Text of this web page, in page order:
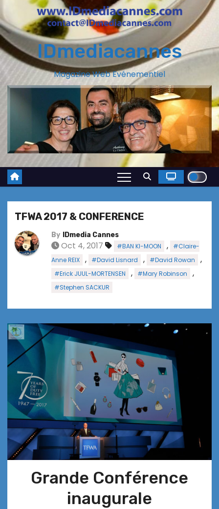
IDmediacannes
Magazine Web Evénementiel
TFWA 2017 & CONFERENCE
By IDmedia Cannes
Oct 4, 2017 #BAN KI-MOON ,
#Claire-
Anne REIX
, #David Lisnard , #David Rowan ,
#Erick JUUL-MORTENSEN , #Mary Robinson ,
#Stephen SACKUR
Grande Conférence
inaugurale